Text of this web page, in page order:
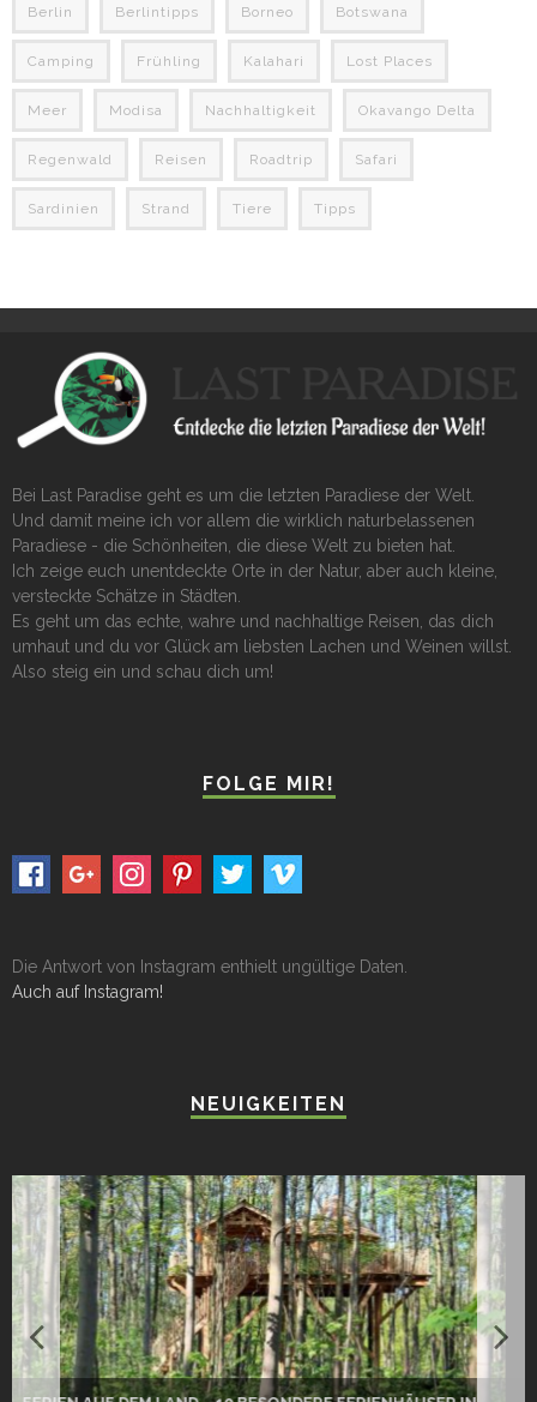
Berlin Berlintipps Borneo Botswana
Camping Frühling Kalahari Lost Places
Meer Modisa Nachhaltigkeit Okavango Delta
Regenwald Reisen Roadtrip Safari
Sardinien Strand Tiere Tipps
Bei Last Paradise geht es um die letzten Paradiese der Welt.
Und damit meine ich vor allem die wirklich naturbelassenen
Paradiese - die Schönheiten, die diese Welt zu bieten hat.
Ich zeige euch unentdeckte Orte in der Natur, aber auch kleine,
versteckte Schätze in Städten.
Es geht um das echte, wahre und nachhaltige Reisen, das dich
umhaut und du vor Glück am liebsten Lachen und Weinen willst.
Also steig ein und schau dich um!
FOLGE MIR!
Die Antwort von Instagram enthielt ungültige Daten.
Auch auf Instagram!
NEUIGKEITEN